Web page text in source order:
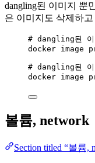
dangling된 이미지 뿐
은 이미지도 삭제하고
# dangling된 이
docker image
# dangling된 이
docker image
볼륨, network
Section titled “볼륨,